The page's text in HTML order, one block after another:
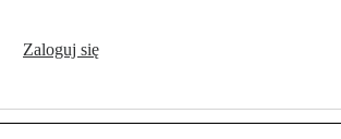
Zaloguj się